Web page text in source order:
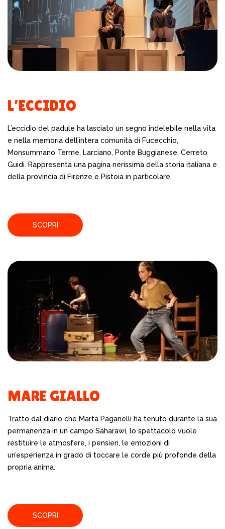
L’ECCIDIO
L’eccidio del padule ha lasciato un segno indelebile nella vita
e nella memoria dell’intera comunità di Fucecchio,
Monsummano Terme, Larciano, Ponte Buggianese, Cerreto
Guidi. Rappresenta una pagina nerissima della storia italiana e
della provincia di Firenze e Pistoia in particolare
SCOPRI
MARE GIALLO
Tratto dal diario che Marta Paganelli ha tenuto durante la sua
permanenza in un campo Saharawi, lo spettacolo vuole
restituire le atmosfere, i pensieri, le emozioni di
un’esperienza in grado di toccare le corde più profonde della
propria anima.
SCOPRI